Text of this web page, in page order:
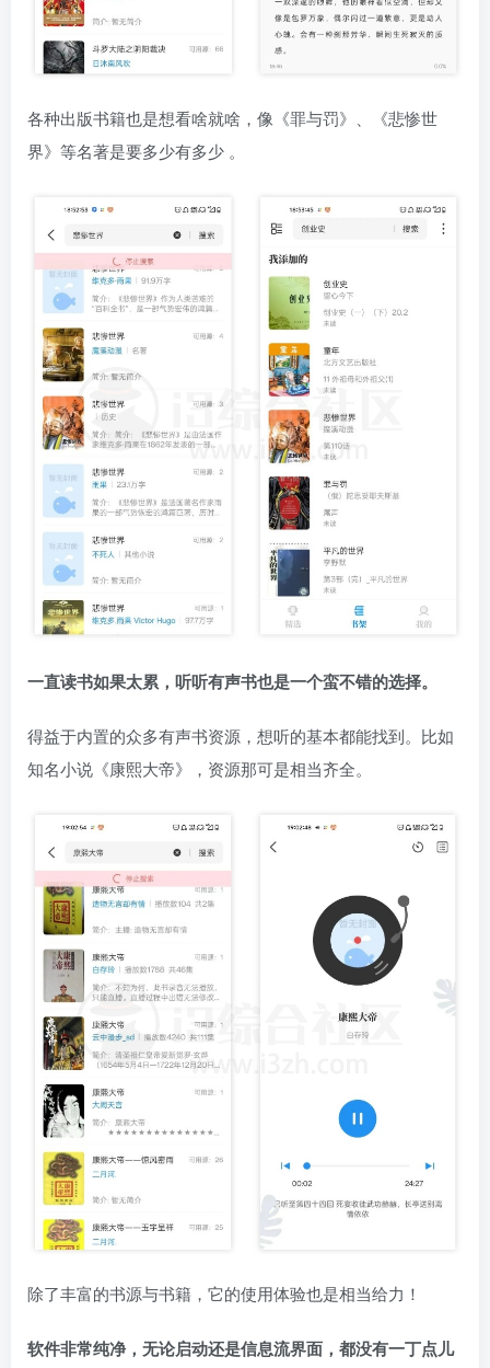
各种出版书籍也是想看啥就啥，像《罪与罚》、《悲惨世
界》等名著是要多少有多少 。
一直读书如果太累，听听有声书也是一个蛮不错的选择。
得益于内置的众多有声书资源，想听的基本都能找到。比如
知名小说《康熙大帝》，资源那可是相当齐全。
除了丰富的书源与书籍，它的使用体验也是相当给力！
软件非常纯净，无论启动还是信息流界面，都没有一丁点儿